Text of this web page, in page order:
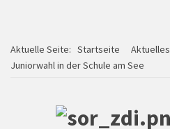
Aktuelle Seite: Startseite
Aktuelles
Juniorwahl in der Schule am See